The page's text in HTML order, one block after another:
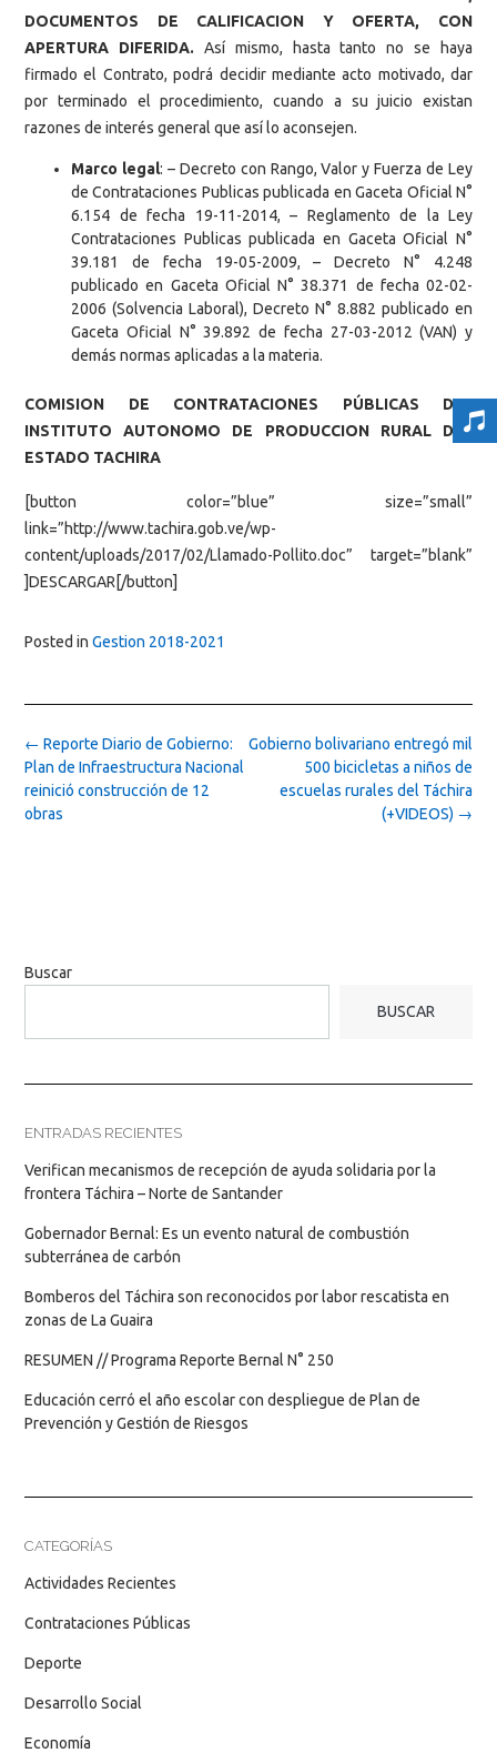
DOCUMENTOS DE CALIFICACION Y OFERTA, CON
APERTURA DIFERIDA. Así mismo, hasta tanto no se haya
firmado el Contrato, podrá decidir mediante acto motivado, dar
por terminado el procedimiento, cuando a su juicio existan
razones de interés general que así lo aconsejen.
Marco legal: – Decreto con Rango, Valor y Fuerza de Ley
de Contrataciones Publicas publicada en Gaceta Oficial N°
6.154 de fecha 19-11-2014, – Reglamento de la Ley
Contrataciones Publicas publicada en Gaceta Oficial N°
39.181 de fecha 19-05-2009, – Decreto N° 4.248
publicado en Gaceta Oficial N° 38.371 de fecha 02-02-
2006 (Solvencia Laboral), Decreto N° 8.882 publicado en
Gaceta Oficial N° 39.892 de fecha 27-03-2012 (VAN) y
demás normas aplicadas a la materia.
COMISION DE CONTRATACIONES PÚBLICAS DEL
INSTITUTO AUTONOMO DE PRODUCCION RURAL DEL
ESTADO TACHIRA
[button color=”blue” size=”small”
link=”http://www.tachira.gob.ve/wp-
content/uploads/2017/02/Llamado-Pollito.doc” target=”blank”
]DESCARGAR[/button]
Posted in Gestion 2018-2021
Post
navigation
Gobierno bolivariano entregó mil
500 bicicletas a niños de
escuelas rurales del Táchira
(+VIDEOS) →
← Reporte Diario de Gobierno:
Plan de Infraestructura Nacional
reinició construcción de 12
obras
Buscar
BUSCAR
ENTRADAS RECIENTES
Verifican mecanismos de recepción de ayuda solidaria por la
frontera Táchira – Norte de Santander
Gobernador Bernal: Es un evento natural de combustión
subterránea de carbón
Bomberos del Táchira son reconocidos por labor rescatista en
zonas de La Guaira
RESUMEN // Programa Reporte Bernal N° 250
Educación cerró el año escolar con despliegue de Plan de
Prevención y Gestión de Riesgos
CATEGORÍAS
Actividades Recientes
Contrataciones Públicas
Deporte
Desarrollo Social
Economía